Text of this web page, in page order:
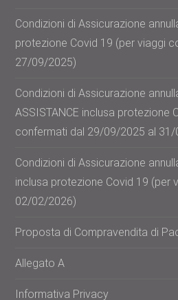
Condizioni di Assicurazione
protezione Covid 19 (per viaggi
27/09/2025)
Condizioni di Assicurazione
ASSISTANCE inclusa protezione
confermati dal 29/09/2025 al
Condizioni di Assicurazione
inclusa protezione Covid 19 (per
02/02/2026)
Proposta di Compravendita di
Allegato A
Informativa Privacy